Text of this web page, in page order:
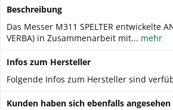
Beschreibung
Das Messer M311 SPELTER entwickelte
VERBA) in Zusammenarbeit mit... mehr
Infos zum Hersteller
Folgende Infos zum Hersteller sind
Kunden haben sich ebenfalls angesehen